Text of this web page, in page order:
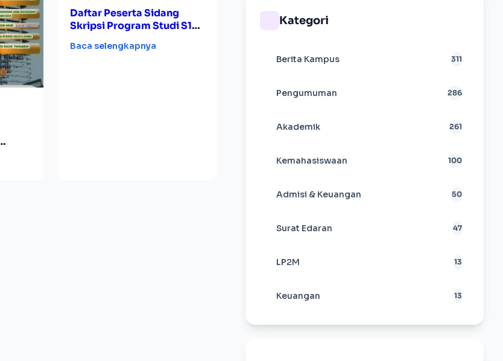
Daftar Peserta Sidang
Skripsi Program Studi S1
September 2017
Baca selengkapnya
Kategori
Berita Kampus 311
Pengumuman 286
Akademik 261
Kemahasiswaan 100
Admisi & Keuangan 50
Surat Edaran 47
LP2M 13
Keuangan 13